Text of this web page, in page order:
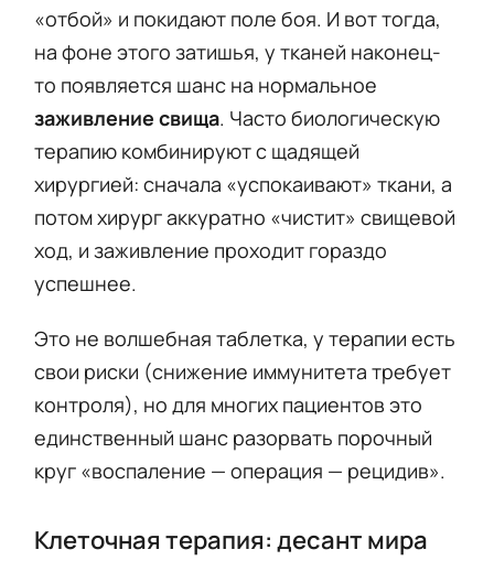
«отбой» и покидают поле боя. И вот тогда,
на фоне этого затишья, у тканей наконец-
то появляется шанс на нормальное
заживление свища. Часто биологическую
терапию комбинируют с щадящей
хирургией: сначала «успокаивают» ткани, а
потом хирург аккуратно «чистит» свищевой
ход, и заживление проходит гораздо
успешнее.
Это не волшебная таблетка, у терапии есть
свои риски (снижение иммунитета требует
контроля), но для многих пациентов это
единственный шанс разорвать порочный
круг «воспаление — операция — рецидив».
Клеточная терапия: десант мира